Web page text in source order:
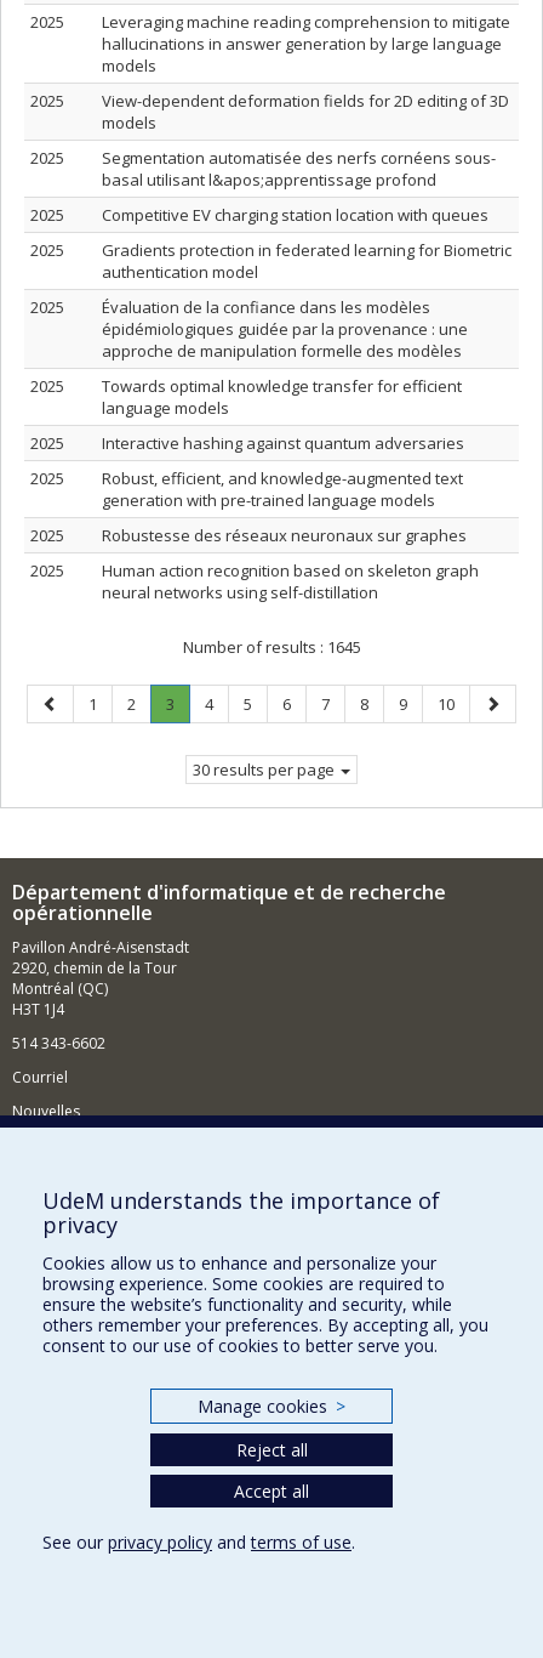
2025
Leveraging machine reading comprehension to mitigate
hallucinations in answer generation by large language
models
2025
View-dependent deformation fields for 2D editing of 3D
models
2025
Segmentation automatisée des nerfs cornéens sous-
basal utilisant l&apos;apprentissage profond
2025
Competitive EV charging station location with queues
2025
Gradients protection in federated learning for Biometric
authentication model
2025
Évaluation de la confiance dans les modèles
épidémiologiques guidée par la provenance : une
approche de manipulation formelle des modèles
2025
Towards optimal knowledge transfer for efficient
language models
2025
Interactive hashing against quantum adversaries
2025
Robust, efficient, and knowledge-augmented text
generation with pre-trained language models
2025
Robustesse des réseaux neuronaux sur graphes
2025
Human action recognition based on skeleton graph
neural networks using self-distillation
Number of results : 1645
Previous
page
Page
1 Page
2 Page
3
Current
Page
4 Page
5 Page
6 Page
7 Page
8 Page
9 Page
10
Next
page
30 results per page
Département d'informatique et de recherche
opérationnelle
Pavillon André-Aisenstadt
2920, chemin de la Tour
Montréal (QC)
H3T 1J4
514 343-6602
Courriel
Nouvelles
Comment soutenir le Département?
BESOIN D'AIDE?
Plan du site
Signaler une erreur
Accessibilité
Nos départements et écoles
UdeM understands the importance of
privacy
Cookies allow us to enhance and personalize your
browsing experience. Some cookies are required to
ensure the website’s functionality and security, while
others remember your preferences. By accepting all, you
consent to our use of cookies to better serve you.
Manage cookies >
Reject all
Accept all
See our privacy policy andterms of use.